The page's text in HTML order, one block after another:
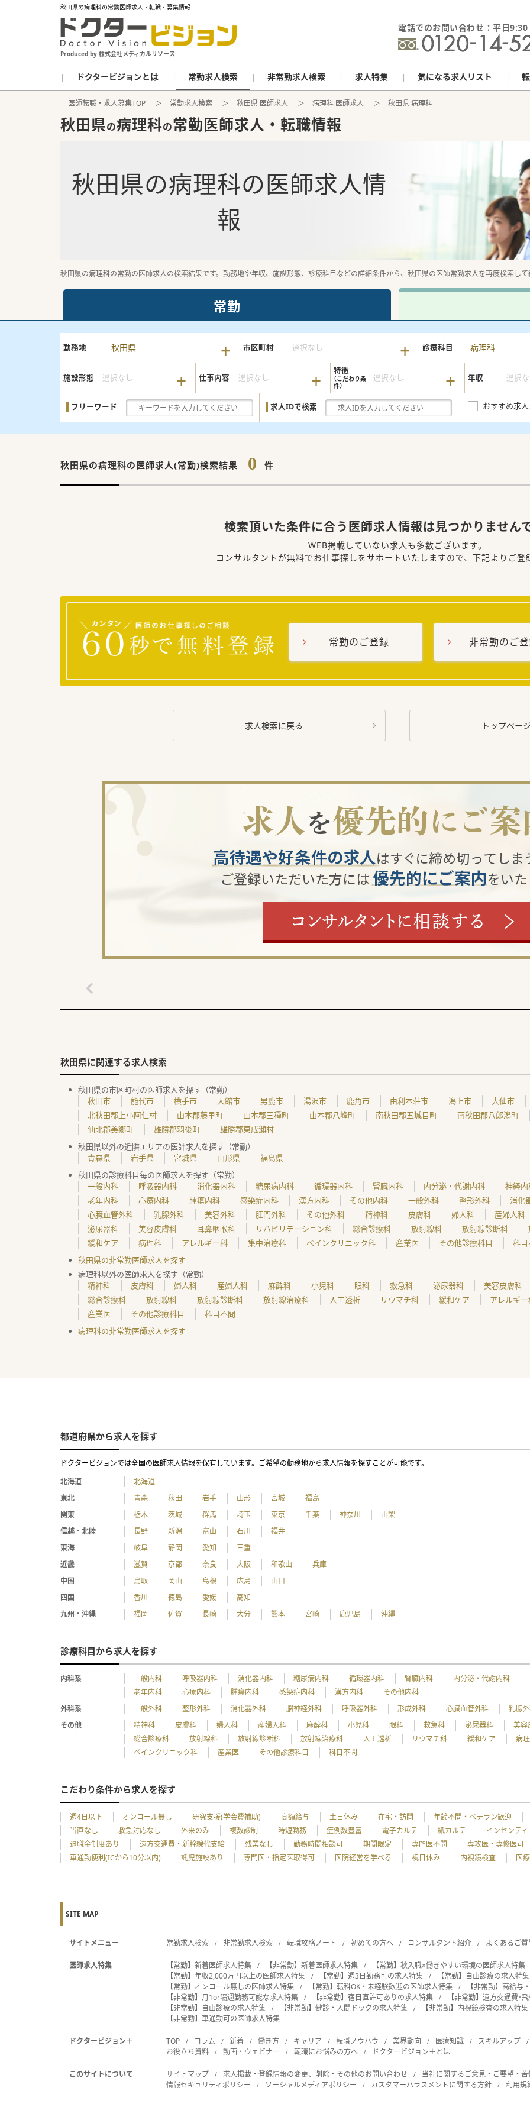
秋田県の病理科の常勤医師求人・転職・募集情報
Produced by 株式会社メディカルリソース
電話でのお問い合わせ：平日
ドクタービジョンとは 常勤求人検索 非常勤求人検索 求人特集 気になる求人リスト
医師転職・求人募集TOP 常勤求人検索 秋田県 医師求人 病理科 医師求人 秋田県 病理科
秋田県の病理科の常勤医師求人・転職情報
秋田県の病理科の医師求人情
報
秋田県の病理科の常勤の医師求人の検索結果です。勤務地や年収、施設形態、診療科目などの詳細条件から、秋田県の医師常勤求人を再度検索して
常勤
勤務地 秋田県 市区町村 選択なし 診療科目 病理科
施設形態 選択なし 仕事内容 選択なし
特徴
選択なし 年収 選択
フリーワード 求人IDで検索 おすすめ求
秋田県の病理科の医師求人(常勤)検索結果 0 件
検索頂いた条件に合う医師求人情報は見つかりません
WEB掲載していない求人も多数ございます。
コンサルタントが無料でお仕事探しをサポートいたしますので、下記よりご登
常勤のご登録 非常勤のご
求人検索に戻る トップペー
秋田県に関連する求人検索
秋田県の市区町村の医師求人を探す（常勤）
秋田市
能代市 横手市 大館市 男鹿市 湯沢市 鹿角市 由利本荘市 潟上市 大仙市
北秋田郡上小阿仁村
山本郡藤里町 山本郡三種町 山本郡八峰町 南秋田郡五城目町 南秋田郡八郎潟町
仙北郡美郷町
雄勝郡羽後町
雄勝郡東成瀬村
秋田県以外の近隣エリアの医師求人を探す（常勤）
青森県
岩手県 宮城県 山形県
福島県
秋田県の診療科目毎の医師求人を探す（常勤）
一般内科
呼吸器内科 消化器内科 糖尿病内科 循環器内科 腎臓内科 内分泌・代謝内科 神経
老年内科
心療内科 腫瘍内科 感染症内科 漢方内科 その他内科 一般外科 整形外科 消化
心臓血管外科
乳腺外科 美容外科 肛門外科 その他外科 精神科 皮膚科 婦人科 産婦人科
泌尿器科
美容皮膚科 耳鼻咽喉科 リハビリテーション科 総合診療科 放射線科 放射線診断科
緩和ケア
病理科 アレルギー科 集中治療科 ペインクリニック科 産業医 その他診療科目
科目
秋田県の非常勤医師求人を探す
病理科以外の医師求人を探す（常勤）
精神科
皮膚科 婦人科 産婦人科 麻酔科 小児科 眼科 救急科 泌尿器科 美容皮膚科
総合診療科
放射線科 放射線診断科 放射線治療科 人工透析 リウマチ科 緩和ケア アレルギ
産業医
その他診療科目
科目不問
病理科の非常勤医師求人を探す
都道府県から求人を探す
ドクタービジョンでは全国の医師求人情報を保有しています。ご希望の勤務地から求人情報を探すことが可能です。
北海道
北海道
東北
青森 秋田 岩手 山形 宮城
福島
関東
栃木 茨城 群馬 埼玉 東京 千葉 神奈川
山梨
信越・北陸
長野 新潟 富山 石川
福井
東海
岐阜 静岡 愛知
三重
近畿
滋賀 京都 奈良 大阪 和歌山
兵庫
中国
鳥取 岡山 島根 広島
山口
四国
香川 徳島 愛媛
高知
九州・沖縄
福岡 佐賀 長崎 大分 熊本 宮崎 鹿児島 沖縄
診療科目から求人を探す
内科系 一般内科 呼吸器内科 消化器内科 糖尿病内科 循環器内科 腎臓内科 内分泌・代謝内科
老年内科
心療内科 腫瘍内科 感染症内科 漢方内科
その他内科
外科系
一般外科 整形外科 消化器外科 脳神経外科 呼吸器外科 形成外科 心臓血管外科 乳腺
その他
精神科 皮膚科 婦人科 産婦人科 麻酔科 小児科 眼科 救急科 泌尿器科 美容
総合診療科
放射線科 放射線診断科 放射線治療科 人工透析 リウマチ科 緩和ケア 病
ペインクリニック科
産業医 その他診療科目 科目不問
こだわり条件から求人を探す
週4日以下 オンコール無し 研究支援(学会費補助) 高額給与 土日休み 在宅・訪問 年齢不問・ベテラン歓迎
当直なし
救急対応なし 外来のみ 複数診制 時短勤務 症例数豊富 電子カルテ 紙カルテ インセンティ
退職金制度あり
遠方交通費・新幹線代支給 残業なし 勤務時間相談可 期間限定 専門医不問 専攻医・専修医可
車通勤便利(ICから10分以内)
託児施設あり 専門医・指定医取得可 医院経営を学べる 祝日休み 内視鏡検査 医
SITE MAP
サイトメニュー 常勤求人検索 非常勤求人検索 転職攻略ノート 初めての方へ コンサルタント紹介 よくあるご質
医師求人特集 【常勤】新着医師求人特集 【非常勤】新着医師求人特集 【常勤】秋入職×働きやすい環境の医師求人特集
【常勤】年収2,000万円以上の医師求人特集
【常勤】週3日勤務可の求人特集 【常勤】自由診療の求人特集
【常勤】オンコール無しの医師求人特集
【常勤】転科OK・未経験歓迎の医師求人特集
【非常勤】高給与
【非常勤】月1or隔週勤務可能な求人特集
【非常勤】宿日直許可ありの求人特集
【非常勤】遠方交通費･
【非常勤】自由診療の求人特集
【非常勤】健診・人間ドックの求人特集 【非常勤】内視鏡検査の求人特集
【非常勤】車通勤可の医師求人特集
ドクタービジョン＋ TOP コラム 新着 働き方 キャリア 転職ノウハウ 業界動向 医療知識 スキルアップ
お役立ち資料
動画・ウェビナー 転職にお悩みの方へ ドクタービジョン＋とは
このサイトについて サイトマップ 求人掲載・登録情報の変更、削除・その他のお問い合わせ 当社に関するご意見・ご要望・
情報セキュリティポリシー
ソーシャルメディアポリシー カスタマーハラスメントに関する方針 利用規